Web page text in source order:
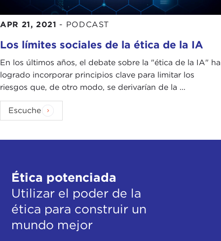
APR 21, 2021 - PODCAST
Los límites sociales de la ética de la IA
En los últimos años, el debate sobre la "ética de la IA" ha
logrado incorporar principios clave para limitar los
riesgos que, de otro modo, se derivarían de la ...
Escuche
Ética potenciada
Utilizar el poder de la
ética para construir un
mundo mejor